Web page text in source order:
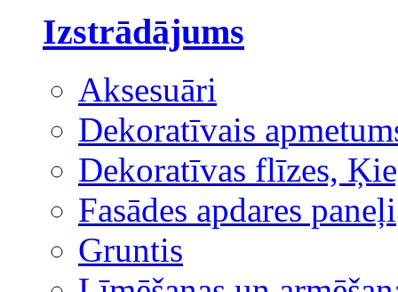
Izstrādājums
Aksesuāri
Dekoratīvais
Dekoratīvas flīzes,
Fasādes apdares paneļi
Gruntis